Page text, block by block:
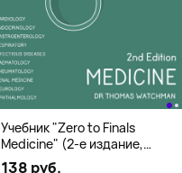
Учебник "Zero to Finals
Medicine" (2-е издание,
Мягкая обложка) Dr. Thomas
138 руб.